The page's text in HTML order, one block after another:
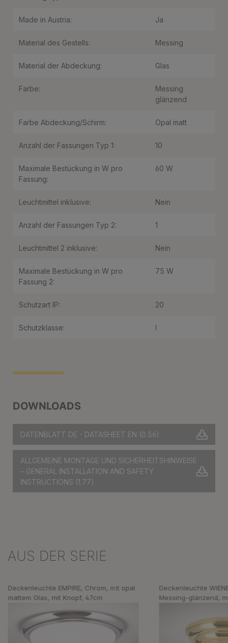
DOWNLOADS
DATENBLATT DE - DATASHEET EN (0.56)
ALLGEMEINE MONTAGE UND SICHERHEITSHINWEISE
– GENERAL INSTALLATION AND SAFETY
INSTRUCTIONS (1.77)
Made in Austria: Ja
Material des Gestells: Messing
Material der Abdeckung: Glas
Farbe:
Messing
glänzend
Farbe Abdeckung/Schirm: Opal matt
Anzahl der Fassungen Typ 1: 10
Maximale Bestückung in W pro
Fassung:
60 W
Leuchtmittel inklusive: Nein
Anzahl der Fassungen Typ 2: 1
Leuchtmittel 2 inklusive: Nein
Maximale Bestückung in W pro
Fassung 2:
75 W
Schutzart IP: 20
Schutzklasse: I
Produktgalerie überspringen
AUS DER SERIE
Deckenleuchte EMPIRE, Chrom, mit opal
mattem Glas, mit Knopf, 47cm
Deckenleuchte
Messing-glänzend,